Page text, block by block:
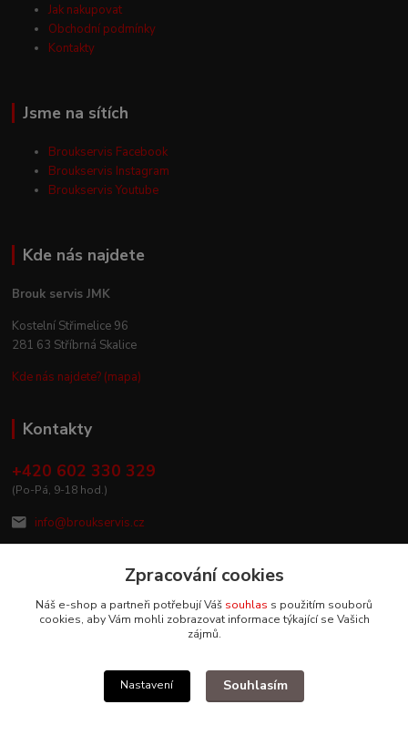
Jak nakupovat
Obchodní podmínky
Kontakty
Jsme na sítích
Broukservis Facebook
Broukservis Instagram
Broukservis Youtube
Kde nás najdete
Brouk servis JMK
Kostelní Střimelice 96
281 63 Stříbrná Skalice
Kde nás najdete? (mapa)
Kontakty
+420 602 330 329
(Po-Pá, 9-18 hod.)
info@broukservis.cz
Upravit sběr cookies.
Zpracování cookies
Náš e-shop a partneři potřebují Váš souhlas s použitím souborů
cookies, aby Vám mohli zobrazovat informace týkající se Vašich
zájmů.
Nastavení Souhlasím